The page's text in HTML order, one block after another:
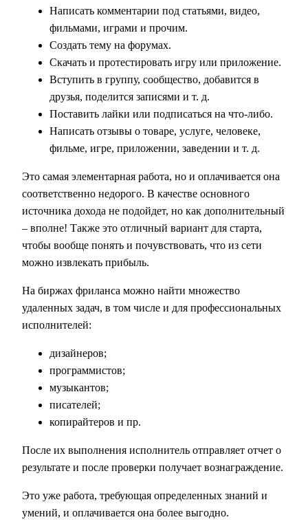
Написать комментарии под статьями, видео,
фильмами, играми и прочим.
Создать тему на форумах.
Скачать и протестировать игру или приложение.
Вступить в группу, сообщество, добавится в
друзья, поделится записями и т. д.
Поставить лайки или подписаться на что-либо.
Написать отзывы о товаре, услуге, человеке,
фильме, игре, приложении, заведении и т. д.
Это самая элементарная работа, но и оплачивается она
соответственно недорого. В качестве основного
источника дохода не подойдет, но как дополнительный
– вполне! Также это отличный вариант для старта,
чтобы вообще понять и почувствовать, что из сети
можно извлекать прибыль.
На биржах фриланса можно найти множество
удаленных задач, в том числе и для профессиональных
исполнителей:
дизайнеров;
программистов;
музыкантов;
писателей;
копирайтеров и пр.
После их выполнения исполнитель отправляет отчет о
результате и после проверки получает вознаграждение.
Это уже работа, требующая определенных знаний и
умений, и оплачивается она более выгодно.